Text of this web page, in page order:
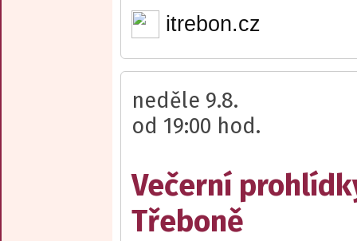
itrebon.cz
neděle 9.8.
od 19:00 hod.
Večerní
Třeboně